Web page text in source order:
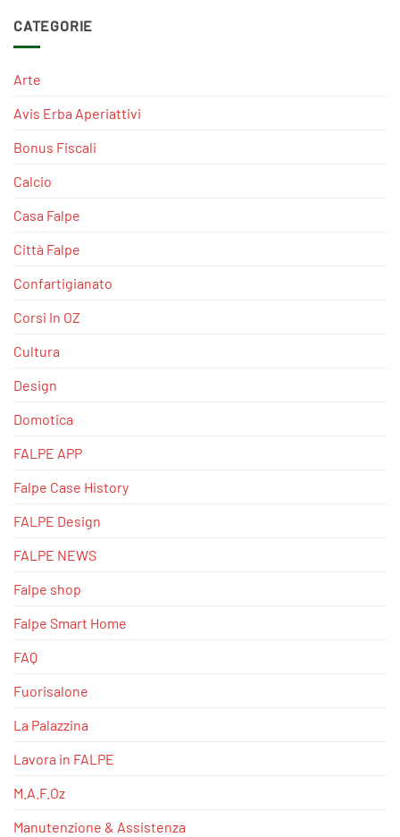
CATEGORIE
Arte
Avis Erba Aperiattivi
Bonus Fiscali
Calcio
Casa Falpe
Città Falpe
Confartigianato
Corsi In OZ
Cultura
Design
Domotica
FALPE APP
Falpe Case History
FALPE Design
FALPE NEWS
Falpe shop
Falpe Smart Home
FAQ
Fuorisalone
La Palazzina
Lavora in FALPE
M.A.F.Oz
Manutenzione & Assistenza